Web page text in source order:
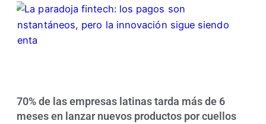
70% de las empresas latinas tarda más de 6
meses en lanzar nuevos productos por cuellos